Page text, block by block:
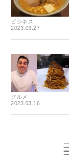
ビジネス
2023.03.27
グルメ
2023.03.16